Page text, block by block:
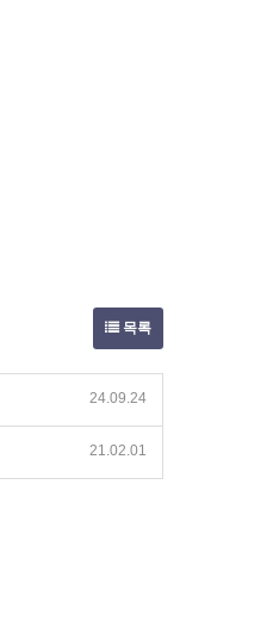
목록
24.09.24
21.02.01